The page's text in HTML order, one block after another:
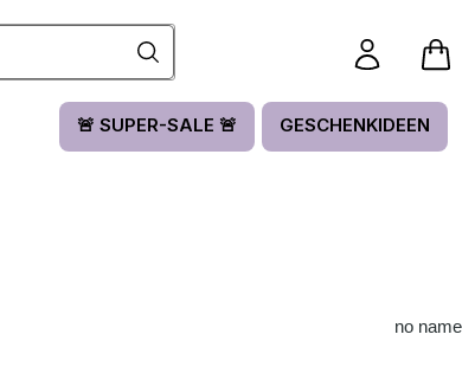
🚨 SUPER-SALE 🚨 GESCHENKIDEEN
no name